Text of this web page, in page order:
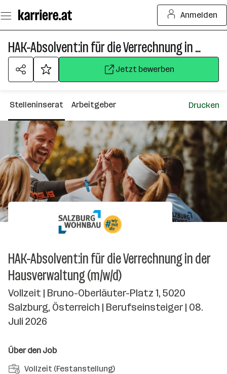
Seiteninhalt
springen
Anmelden
HAK-Absolvent:in für die Verrechnung in der Hausverwaltung (m/w/d)
Jetzt bewerben
Stelleninserat Arbeitgeber Drucken
HAK-Absolvent:in für die Verrechnung in der
Hausverwaltung (m/w/d)
Vollzeit | Bruno-Oberläuter-Platz 1, 5020
Salzburg, Österreich | Berufseinsteiger | 08.
Juli 2026
Über den Job
A
Vollzeit (Festanstellung)